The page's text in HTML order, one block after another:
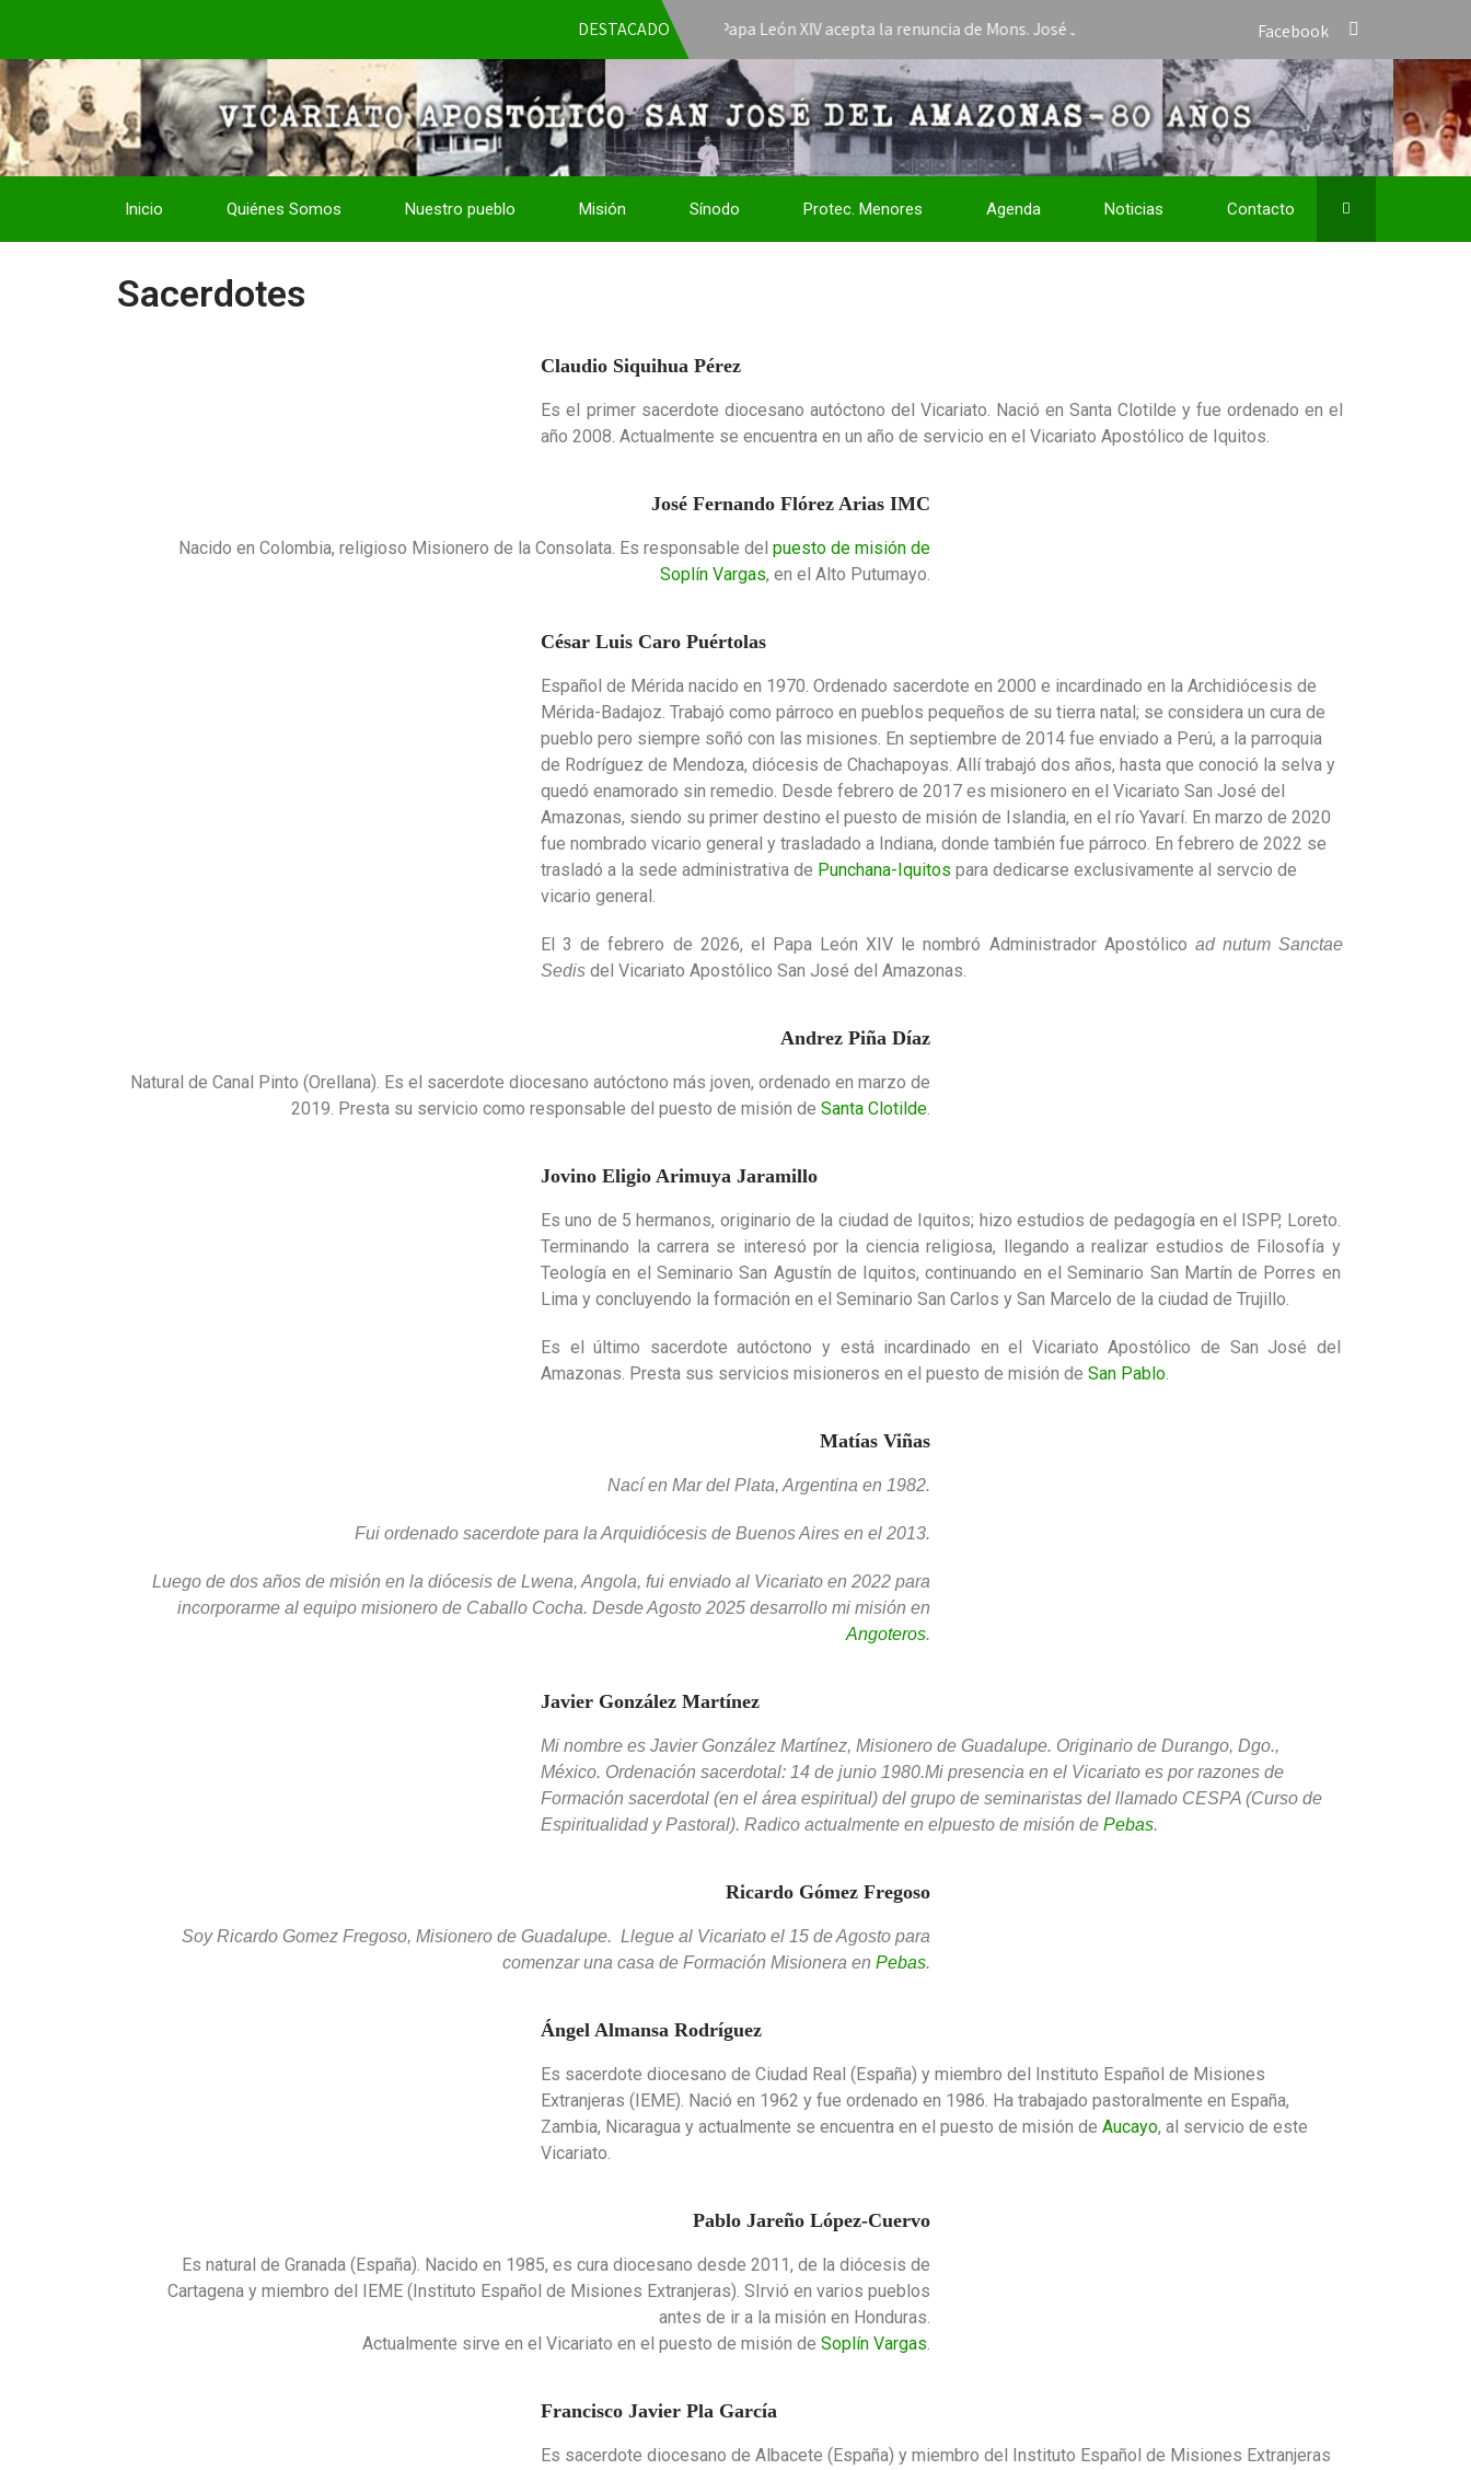
DESTACADOEl Papa León XIV acepta la renuncia de Mons. José Javier Travieso como Vicario Apostólico de San José del
Facebook
Inicio Quiénes Somos Nuestro pueblo Misión Sínodo Protec. Menores Agenda Noticias Contacto
Sacerdotes
Claudio Siquihua Pérez
Es el primer sacerdote diocesano autóctono del Vicariato. Nació en Santa Clotilde y fue ordenado en el
año 2008. Actualmente se encuentra en un año de servicio en el Vicariato Apostólico de Iquitos.
José Fernando Flórez Arias IMC
Nacido en Colombia, religioso Misionero de la Consolata. Es responsable delpuesto de misión de
Soplín Vargas, en el Alto Putumayo.
César Luis Caro Puértolas
Español de Mérida nacido en 1970. Ordenado sacerdote en 2000 e incardinado en la Archidiócesis de
Mérida-Badajoz. Trabajó como párroco en pueblos pequeños de su tierra natal; se considera un cura de
pueblo pero siempre soñó con las misiones. En septiembre de 2014 fue enviado a Perú, a la parroquia
de Rodríguez de Mendoza, diócesis de Chachapoyas. Allí trabajó dos años, hasta que conoció la selva y
quedó enamorado sin remedio. Desde febrero de 2017 es misionero en el Vicariato San José del
Amazonas, siendo su primer destino el puesto de misión de Islandia, en el río Yavarí. En marzo de 2020
fue nombrado vicario general y trasladado a Indiana, donde también fue párroco. En febrero de 2022 se
trasladó a la sede administrativa de Punchana-Iquitos para dedicarse exclusivamente al servcio de
vicario general.
El 3 de febrero de 2026, el Papa León XIV le nombró Administrador Apostólico ad nutum Sanctae
Sedis del Vicariato Apostólico San José del Amazonas.
Andrez Piña Díaz
Natural de Canal Pinto (Orellana). Es el sacerdote diocesano autóctono más joven, ordenado en marzo de
2019. Presta su servicio como responsable del puesto de misión de Santa Clotilde.
Jovino Eligio Arimuya Jaramillo
Es uno de 5 hermanos, originario de la ciudad de Iquitos; hizo estudios de pedagogía en el ISPP, Loreto.
Terminando la carrera se interesó por la ciencia religiosa, llegando a realizar estudios de Filosofía y
Teología en el Seminario San Agustín de Iquitos, continuando en el Seminario San Martín de Porres en
Lima y concluyendo la formación en el Seminario San Carlos y San Marcelo de la ciudad de Trujillo.
Es el último sacerdote autóctono y está incardinado en el Vicariato Apostólico de San José del
Amazonas. Presta sus servicios misioneros en el puesto de misión deSan Pablo.
Matías Viñas
Nací en Mar del Plata, Argentina en 1982.
Fui ordenado sacerdote para la Arquidiócesis de Buenos Aires en el 2013.
Luego de dos años de misión en la diócesis de Lwena, Angola, fui enviado al Vicariato en 2022 para
incorporarme al equipo misionero de Caballo Cocha. Desde Agosto 2025 desarrollo mi misión en
Angoteros.
Javier González Martínez
Mi nombre es Javier González Martínez, Misionero de Guadalupe. Originario de Durango, Dgo.,
México. Ordenación sacerdotal: 14 de junio 1980.Mi presencia en el Vicariato es por razones de
Formación sacerdotal (en el área espiritual) del grupo de seminaristas del llamado CESPA (Curso de
Espiritualidad y Pastoral). Radico actualmente en elpuesto de misión dePebas.
Ricardo Gómez Fregoso
Soy Ricardo Gomez Fregoso, Misionero de Guadalupe. Llegue al Vicariato el 15 de Agosto para
comenzar una casa de Formación Misionera en Pebas.
Ángel Almansa Rodríguez
Es sacerdote diocesano de Ciudad Real (España) y miembro del Instituto Español de Misiones
Extranjeras (IEME). Nació en 1962 y fue ordenado en 1986. Ha trabajado pastoralmente en España,
Zambia, Nicaragua y actualmente se encuentra en el puesto de misión deAucayo, al servicio de este
Vicariato.
Pablo Jareño López-Cuervo
Es natural de Granada (España). Nacido en 1985, es cura diocesano desde 2011, de la diócesis de
Cartagena y miembro del IEME (Instituto Español de Misiones Extranjeras). SIrvió en varios pueblos
antes de ir a la misión en Honduras.
Actualmente sirve en el Vicariato en el puesto de misión de Soplín Vargas.
Francisco Javier Pla García
Es sacerdote diocesano de Albacete (España) y miembro del Instituto Español de Misiones Extranjeras